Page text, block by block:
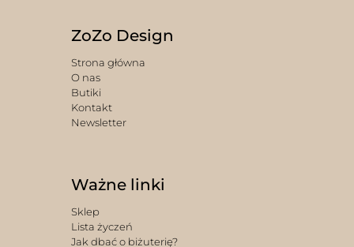
ZoZo Design
Strona główna
O nas
Butiki
Kontakt
Newsletter
Ważne linki
Sklep
Lista życzeń
Jak dbać o biżuterię?